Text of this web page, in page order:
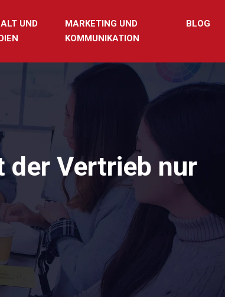
UND
MARKETING UND
KOMMUNIKATION
BLOG
der Vertrieb nur